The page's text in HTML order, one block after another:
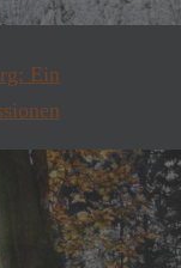
Ein